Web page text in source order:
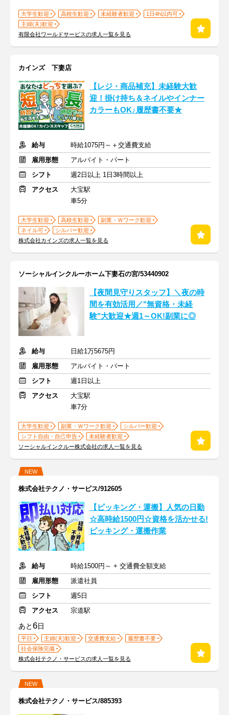
大学生歓迎 高校生歓迎 未経験者歓迎
1日4h以内可
主婦(夫)歓迎
有限会社ワールドサービスの求人一覧を見る
カインズ 下妻店
【レジ・商品補充】未経験大歓
迎！掛け持ち＆ネイルやインナー
カラーもOK♪履歴書不要★
給与
時給1075円～＋交通費支給
雇用形態
アルバイト・パート
シフト
週2日以上 1日3時間以上
アクセス
大宝駅
車5分
大学生歓迎 高校生歓迎
副業・Ｗワーク歓迎
ネイル可
シルバー歓迎
株式会社カインズの求人一覧を見る
ソーシャルインクルーホーム下妻石の宮/53440902
【夜間見守りスタッフ】＼夜の時
間を有効活用／"無資格・未経
験"大歓迎★週1～OK!副業に◎
給与
日給1万5675円
雇用形態
アルバイト・パート
シフト
週1日以上
アクセス
大宝駅
車7分
大学生歓迎 副業・Ｗワーク歓迎
シルバー歓迎
シフト自由・自己申告
未経験者歓迎
ソーシャルインクルー株式会社の求人一覧を見る
NEW
株式会社テクノ・サービス/912605
【ピッキング・運搬】人気の日勤
☆高時給1500円☆資格を活かせる!
ピッキング・運搬作業
給与
時給1500円～ + 交通費全額支給
雇用形態
派遣社員
シフト
週5日
アクセス
宗道駅
あと6日
平日 主婦(夫)歓迎 交通費支給
履歴書不要
社会保険完備
株式会社テクノ・サービスの求人一覧を見る
NEW
株式会社テクノ・サービス/885393